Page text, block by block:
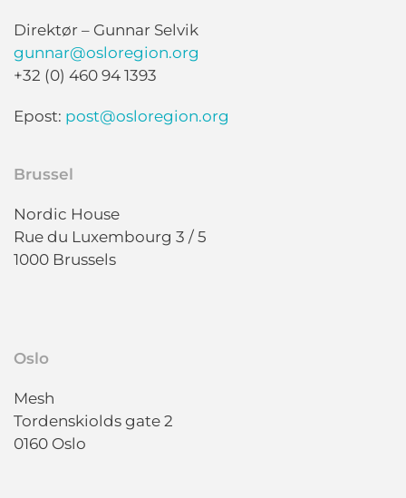
Direktør – Gunnar Selvik
gunnar@osloregion.org
+32 (0) 460 94 1393
Epost: post@osloregion.org
Brussel
Nordic House
Rue du Luxembourg 3 / 5
1000 Brussels
Oslo
Mesh
Tordenskiolds gate 2
0160 Oslo